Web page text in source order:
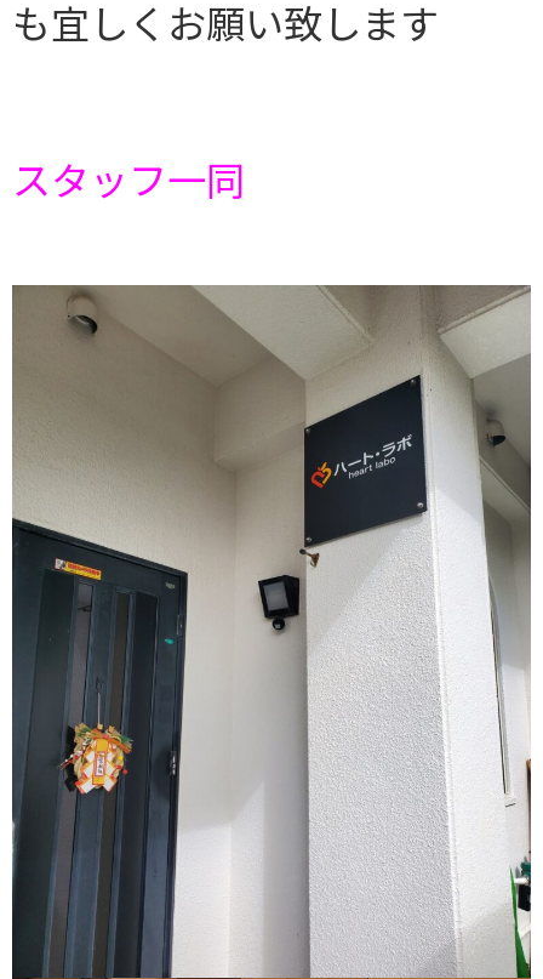
も宜しくお願い致します
スタッフ一同